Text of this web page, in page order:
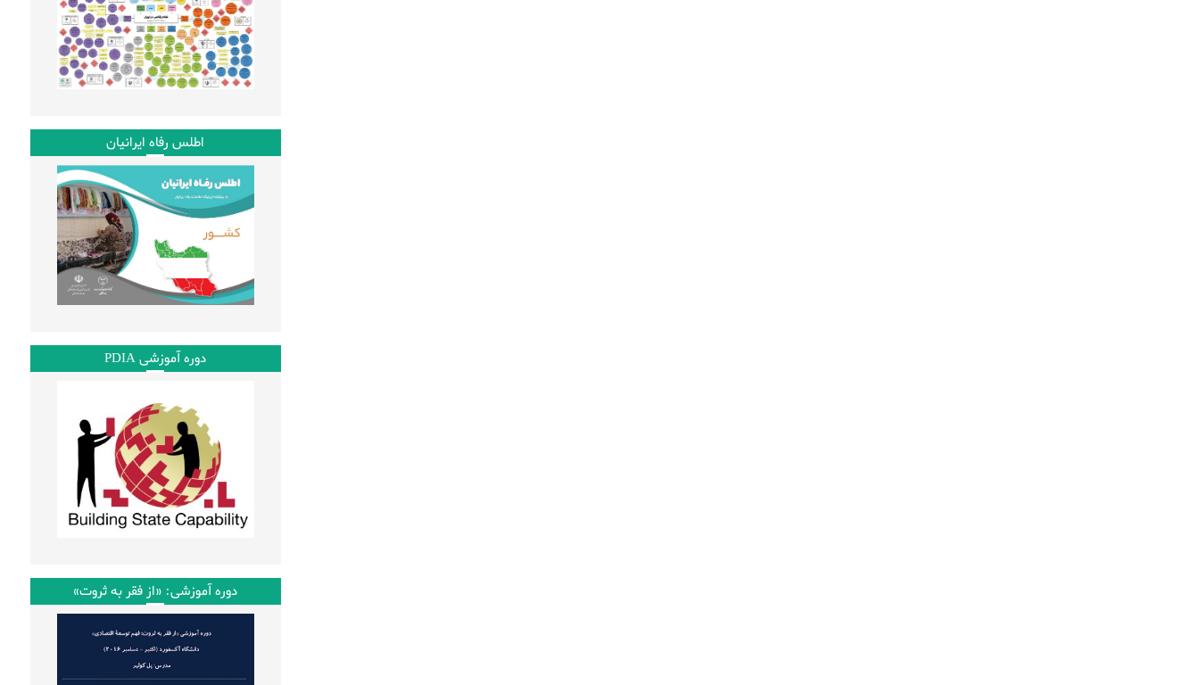
اطلس رفاه ایرانیان
دوره آموزشی PDIA
دوره آموزشی: «از فقر به ثروت»